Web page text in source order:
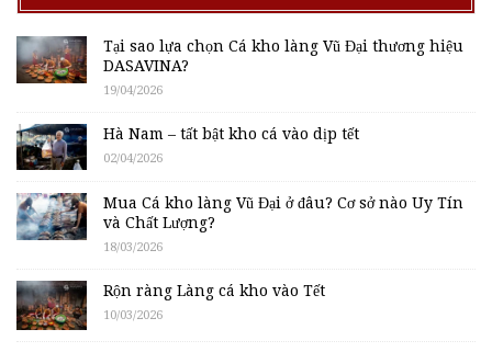
Tại sao lựa chọn Cá kho làng Vũ Đại thương hiệu
DASAVINA?
19/04/2026
Hà Nam – tất bật kho cá vào dịp tết
02/04/2026
Mua Cá kho làng Vũ Đại ở đâu? Cơ sở nào Uy Tín
và Chất Lượng?
18/03/2026
Rộn ràng Làng cá kho vào Tết
10/03/2026